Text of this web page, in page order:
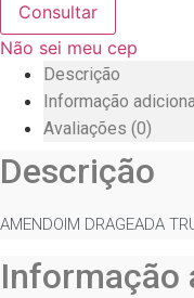
Consultar
Não sei meu cep
Descrição
Informação
Avaliações (0)
Descrição
AMENDOIM DRAGEADA
Informação